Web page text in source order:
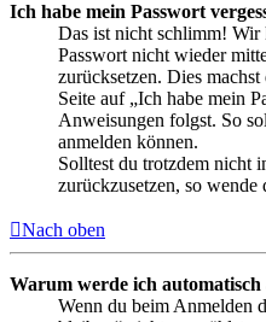
Ich habe mein Passwort
Das ist nicht schlimm! Wir
Passwort nicht wieder
zurücksetzen. Dies
Seite auf „Ich habe mein
Anweisungen folgst. So
anmelden können.
Solltest du trotzdem nicht
zurückzusetzen, so
Nach oben
Warum werde ich automatisch
Wenn du beim Anmelden